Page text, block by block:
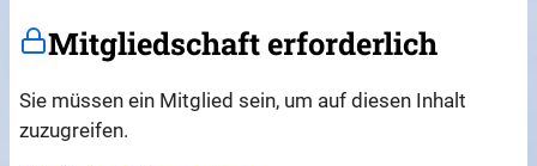
Mitgliedschaft erforderlich
Sie müssen ein Mitglied sein, um auf diesen Inhalt
zuzugreifen.